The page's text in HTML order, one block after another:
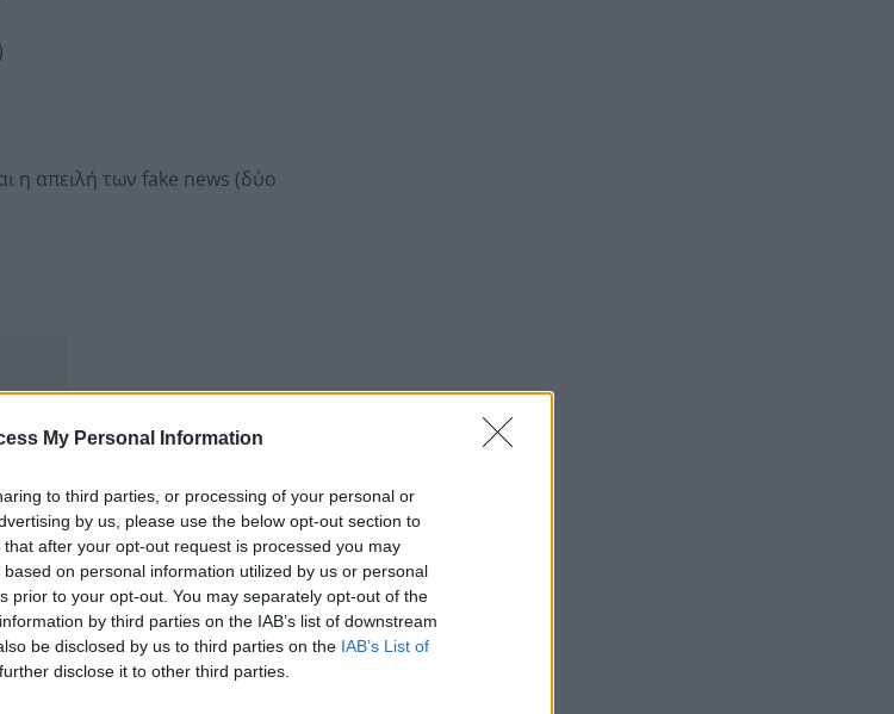
My Personal Information
to third parties, or processing of your personal or
by us, please use the below opt-out section to
after your opt-out request is processed you may
on personal information utilized by us or personal
prior to your opt-out. You may separately opt-out of the
by third parties on the IAB’s list of downstream
be disclosed by us to third parties on the IAB’s List of
disclose it to other third parties.
η απειλή των fake news (δύο